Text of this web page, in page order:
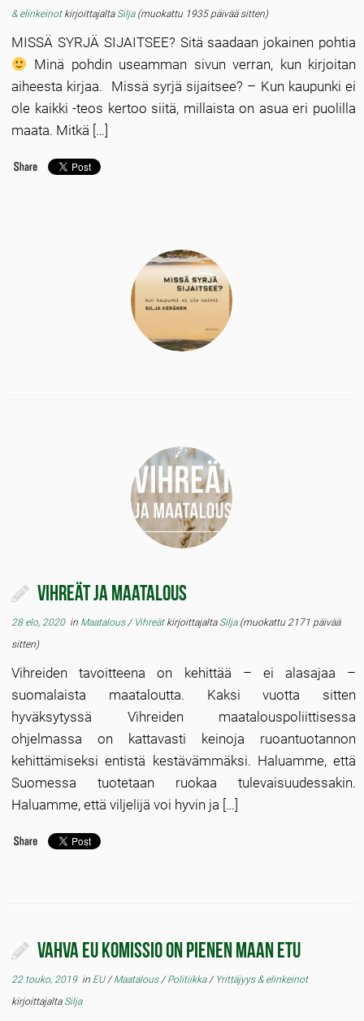
& elinkeinot kirjoittajalta Silja(muokattu 1935 päivää sitten)
MISSÄ SYRJÄ SIJAITSEE? Sitä saadaan jokainen pohtia
Minä pohdin useamman sivun verran, kun kirjoitan
aiheesta kirjaa. Missä syrjä sijaitsee? – Kun kaupunki ei
ole kaikki -teos kertoo siitä, millaista on asua eri puolilla
maata. Mitkä […]
Vihreät ja maatalous
28 elo, 2020in Maatalous/ Vihreät kirjoittajalta Silja(muokattu 2171 päivää
sitten)
Vihreiden tavoitteena on kehittää – ei alasajaa –
suomalaista maataloutta. Kaksi vuotta sitten
hyväksytyssä Vihreiden maatalouspoliittisessa
ohjelmassa on kattavasti keinoja ruoantuotannon
kehittämiseksi entistä kestävämmäksi. Haluamme, että
Suomessa tuotetaan ruokaa tulevaisuudessakin.
Haluamme, että viljelijä voi hyvin ja […]
Vahva EU komissio on pienen maan etu
22 touko, 2019in EU/Maatalous/Politiikka/ Yrittäjyys & elinkeinot
kirjoittajalta Silja